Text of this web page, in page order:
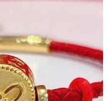
phát triển của